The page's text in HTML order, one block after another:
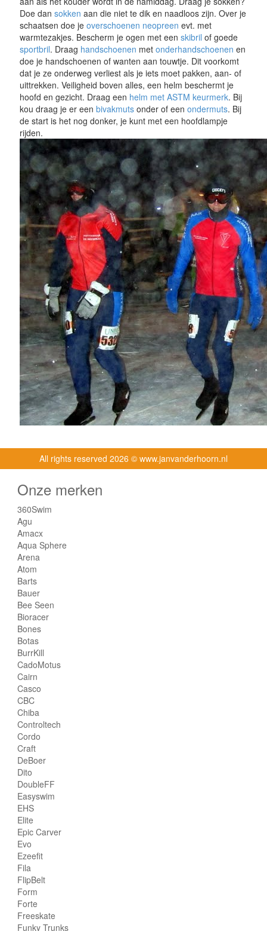
Doe dan sokken aan die niet te dik en naadloos zijn. Over je
schaatsen doe je overschoenen neopreen evt. met
warmtezakjes. Bescherm je ogen met een skibril of goede
sportbril. Draag handschoenen met onderhandschoenen en
doe je handschoenen of wanten aan touwtje. Dit voorkomt
dat je ze onderweg verliest als je iets moet pakken, aan- of
uittrekken. Veiligheid boven alles, een helm beschermt je
hoofd en gezicht. Draag een helm met ASTM keurmerk. Bij
kou draag je er een bivakmuts onder of een ondermuts. Bij
de start is het nog donker, je kunt met een hoofdlampje
rijden.
All rights reserved 2026 © www.janvanderhoorn.nl
Onze merken
360Swim
Agu
Amacx
Aqua Sphere
Arena
Atom
Barts
Bauer
Bee Seen
Bioracer
Bones
Botas
BurrKill
CadoMotus
Cairn
Casco
CBC
Chiba
Controltech
Cordo
Craft
DeBoer
Dito
DoubleFF
Easyswim
EHS
Elite
Epic Carver
Evo
Ezeefit
Fila
FlipBelt
Form
Forte
Freeskate
Funky Trunks